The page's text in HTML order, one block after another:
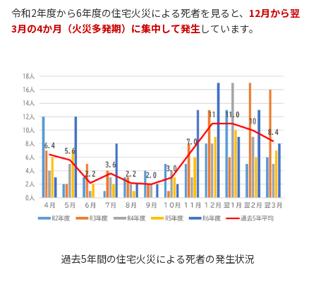
令和2年度から6年度の住宅火災による死者を見ると、 12月から翌
3月の4か月（火災多発期）に集中して発生しています。
過去5年間の住宅火災による死者の発生状況